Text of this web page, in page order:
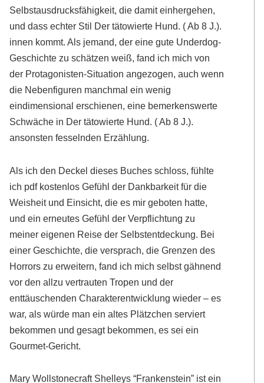
Selbstausdrucksfähigkeit, die damit einhergehen,
und dass echter Stil Der tätowierte Hund. ( Ab 8 J.).
innen kommt. Als jemand, der eine gute Underdog-
Geschichte zu schätzen weiß, fand ich mich von
der Protagonisten-Situation angezogen, auch wenn
die Nebenfiguren manchmal ein wenig
eindimensional erschienen, eine bemerkenswerte
Schwäche in Der tätowierte Hund. ( Ab 8 J.).
ansonsten fesselnden Erzählung.
Als ich den Deckel dieses Buches schloss, fühlte
ich pdf kostenlos Gefühl der Dankbarkeit für die
Weisheit und Einsicht, die es mir geboten hatte,
und ein erneutes Gefühl der Verpflichtung zu
meiner eigenen Reise der Selbstentdeckung. Bei
einer Geschichte, die versprach, die Grenzen des
Horrors zu erweitern, fand ich mich selbst gähnend
vor den allzu vertrauten Tropen und der
enttäuschenden Charakterentwicklung wieder – es
war, als würde man ein altes Plätzchen serviert
bekommen und gesagt bekommen, es sei ein
Gourmet-Gericht.
Mary Wollstonecraft Shelleys “Frankenstein” ist ein